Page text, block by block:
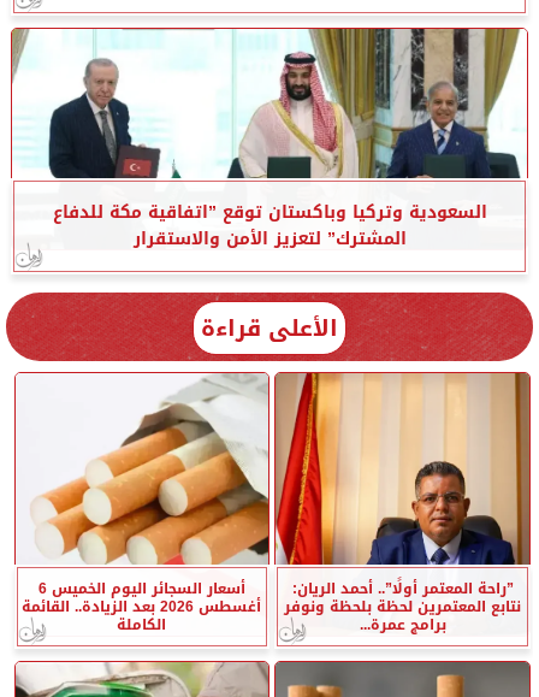
السعودية وتركيا وباكستان توقع ”اتفاقية مكة للدفاع
المشترك” لتعزيز الأمن والاستقرار
الأعلى قراءة
”راحة المعتمر أولًا”.. أحمد الريان:
نتابع المعتمرين لحظة بلحظة ونوفر
برامج عمرة...
أسعار السجائر اليوم الخميس 6
أغسطس 2026 بعد الزيادة.. القائمة
الكاملة